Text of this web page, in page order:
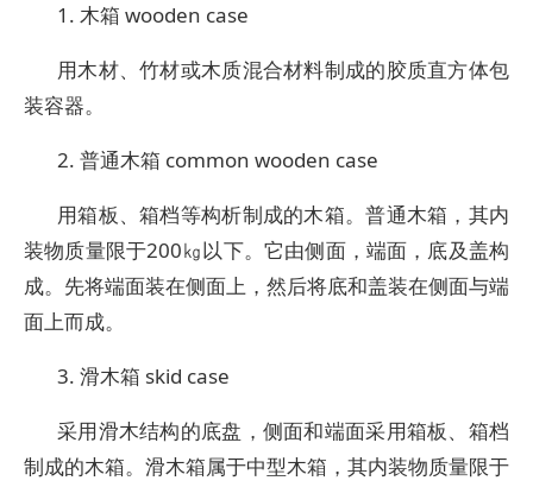
1. 木箱 wooden case
用木材、竹材或木质混合材料制成的胶质直方体包
装容器。
2. 普通木箱 common wooden case
用箱板、箱档等构析制成的木箱。普通木箱，其内
装物质量限于200㎏以下。它由侧面，端面，底及盖构
成。先将端面装在侧面上，然后将底和盖装在侧面与端
面上而成。
3. 滑木箱 skid case
采用滑木结构的底盘，侧面和端面采用箱板、箱档
制成的木箱。滑木箱属于中型木箱，其内装物质量限于